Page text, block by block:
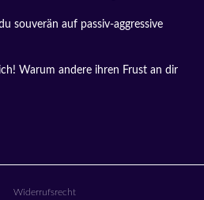
souverän auf passiv-aggressive
Warum andere ihren Frust an dir
Widerrufsrecht